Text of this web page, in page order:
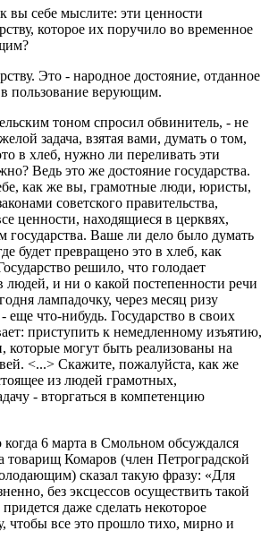
вы себе мыслите: эти ценности
которое их поручило во временное
Это - народное достояние, отданное
в пользование верующим.
тоном спросил обвинитель, - не
задача, взятая вами, думать о том,
в хлеб, нужно ли переливать эти
Ведь это же достояние государства.
как же вы, грамотные люди, юристы,
советского правительства,
ценности, находящиеся в церквях,
государства. Ваше ли дело было думать
будет превращено это в хлеб, как
решило, что голодает
людей, и ни о какой постепенности речи
лампадочку, через месяц ризу
еще что-нибудь. Государство в своих
приступить к немедленному изъятию,
которые могут быть реализованы на
<...> Скажите, пожалуйста, как же
из людей грамотных,
- вторгаться в компетенцию
когда 6 марта в Смольном обсуждался
товарищ Комаров (член Петроградской
сказал такую фразу: «Для
без эксцессов осуществить такой
даже сделать некоторое
чтобы все это прошло тихо, мирно и